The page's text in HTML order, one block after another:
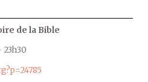
de la Bible
23h30